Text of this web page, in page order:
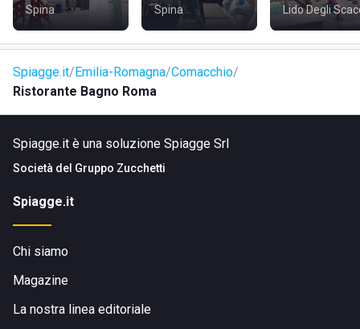
Spina Spina Lido Degli
Spiagge.it Emilia-Romagna Comacchio
Ristorante Bagno Roma
Spiagge.it è una soluzione Spiagge Srl
Società del Gruppo Zucchetti
Spiagge.it
Chi siamo
Magazine
La nostra linea editoriale